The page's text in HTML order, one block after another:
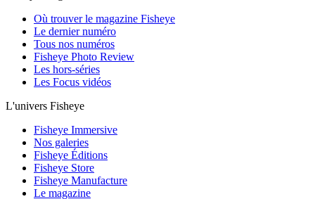
Où trouver le magazine Fisheye
Le dernier numéro
Tous nos numéros
Fisheye Photo Review
Les hors-séries
Les Focus vidéos
L'univers Fisheye
Fisheye Immersive
Nos galeries
Fisheye Éditions
Fisheye Store
Fisheye Manufacture
Le magazine